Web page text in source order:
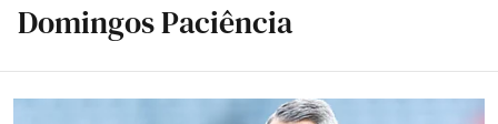
Domingos Paciência